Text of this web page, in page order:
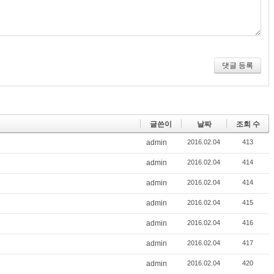
댓글 등록
글쓴이 날짜 조회 수
admin 2016.02.04 413
admin 2016.02.04 414
admin 2016.02.04 414
admin 2016.02.04 415
admin 2016.02.04 416
admin 2016.02.04 417
admin 2016.02.04 420